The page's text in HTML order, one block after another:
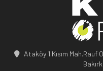
Ataköy 1.Kısım